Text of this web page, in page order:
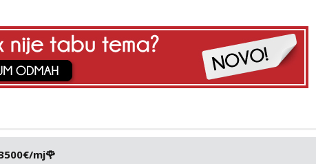
mj🌹